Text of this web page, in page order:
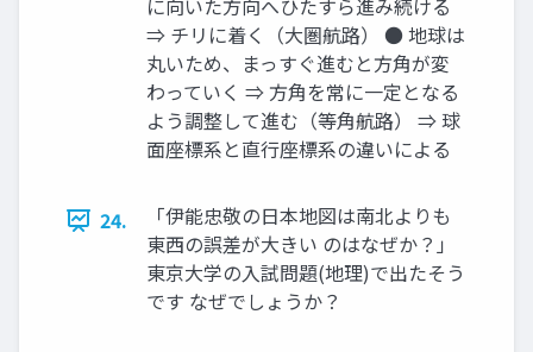
に向いた方向へひたすら進み続ける
⇒ チリに着く（大圏航路） ● 地球は
丸いため、まっすぐ進むと方角が変
わっていく ⇒ 方角を常に一定となる
よう調整して進む（等角航路） ⇒ 球
面座標系と直行座標系の違いによる
24.
「伊能忠敬の日本地図は南北よりも
東西の誤差が大きい のはなぜか？」
東京大学の入試問題(地理)で出たそう
です なぜでしょうか？